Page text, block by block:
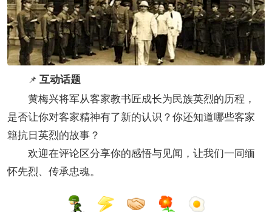
📌 互动话题
黄梅兴将军从客家教书匠成长为民族英烈的历程，
是否让你对客家精神有了新的认识？你还知道哪些客家
籍抗日英烈的故事？
欢迎在评论区分享你的感悟与见闻，让我们一同缅
怀先烈、传承忠魂。